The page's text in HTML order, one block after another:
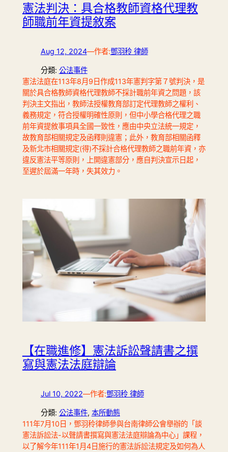
憲法判決：具合格教師資格代理教
師職前年資提敘案
Aug 12, 2024—作者:鄧羽秢 律師
分類: 公法事件
憲法法庭在113年8月9日作成113年憲判字第７號判決，是
關於具合格教師資格代理教師不採計職前年資之問題，該
判決主文指出，教師法授權教育部訂定代理教師之權利、
義務規定，符合授權明確性原則，但中小學合格代理之職
前年資提敘事項具全國一致性，應由中央立法統一規定，
故教育部相關規定及函釋則違憲；此外，教育部相關函釋
及新北市相關規定(得)不採計合格代理教師之職前年資，亦
違反憲法平等原則，上開違憲部分，應自判決宣示日起，
至遲於屆滿一年時，失其效力。
【在職進修】憲法訴訟聲請書之撰
寫與憲法法庭辯論
Jul 10, 2022—作者:鄧羽秢 律師
分類: 公法事件, 本所動態
111年7月10日，鄧羽秢律師參與台南律師公會舉辦的「談
憲法訴訟法-以聲請書撰寫與憲法法庭辯論為中心」課程，
以了解今年111年1月4日施行的憲法訴訟法規定及如何為人